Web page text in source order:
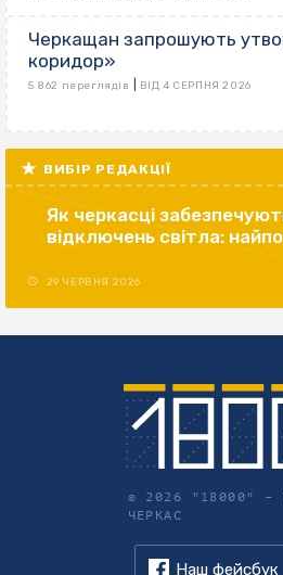
Черкащан запрошують
коридор»
5 862 переглядів ВІД 4 СЕРПНЯ 2026
ВИБІР РЕДАКЦІЇ
Як черкасці
відключень світла:
29 ЧЕРВНЯ 2026
© 2026 "18000" –
ЧЕРКАС
Наш фейсбук